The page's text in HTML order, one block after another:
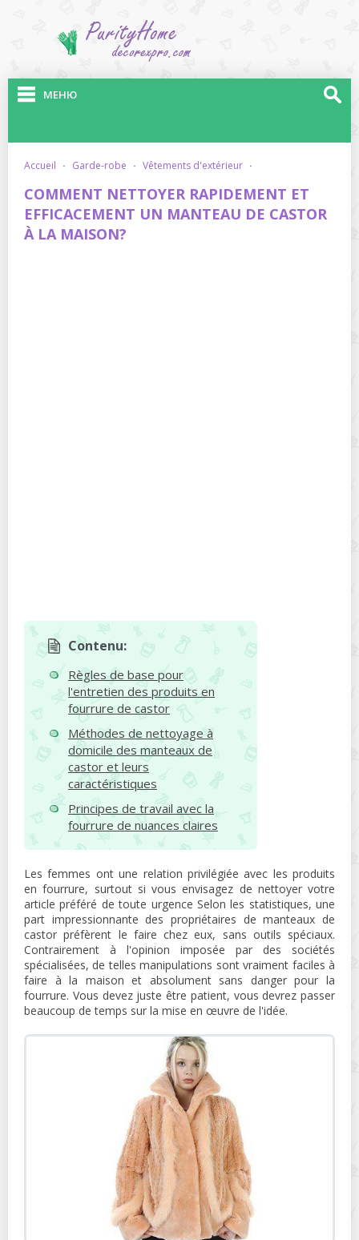
МЕНЮ
accueil · garde-robe · vêtements d'extérieur ·
COMMENT NETTOYER RAPIDEMENT ET
EFFICACEMENT UN MANTEAU DE CASTOR
À LA MAISON?
Contenu:
Règles de base pour
l'entretien des produits en
fourrure de castor
Méthodes de nettoyage à
domicile des manteaux de
castor et leurs
caractéristiques
Principes de travail avec la
fourrure de nuances claires
Les femmes ont une relation privilégiée avec les produits
en fourrure, surtout si vous envisagez de nettoyer votre
article préféré de toute urgence Selon les statistiques, une
part impressionnante des propriétaires de manteaux de
castor préfèrent le faire chez eux, sans outils spéciaux.
Contrairement à l'opinion imposée par des sociétés
spécialisées, de telles manipulations sont vraiment faciles à
faire à la maison et absolument sans danger pour la
fourrure. Vous devez juste être patient, vous devrez passer
beaucoup de temps sur la mise en œuvre de l'idée.